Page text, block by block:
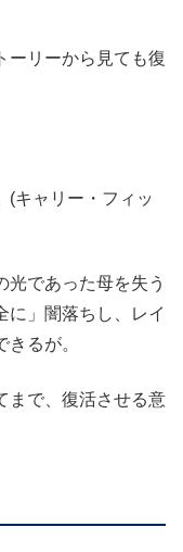
ーリーから見ても復
(キャリー・フィッ
光であった母を失う
に」闇落ちし、レイ
るが。
まで、復活させる意